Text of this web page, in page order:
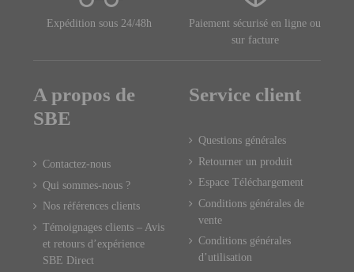
Expédition sous 24/48h
Paiement sécurisé en ligne ou
sur facture
A propos de
SBE
Contactez-nous
Qui sommes-nous ?
Nos références clients
Témoignages clients – Avis
et retours d’expérience
SBE Direct
Service client
Questions générales
Retourner un produit
Espace Téléchargement
Conditions générales de
vente
Conditions générales
d’utilisation